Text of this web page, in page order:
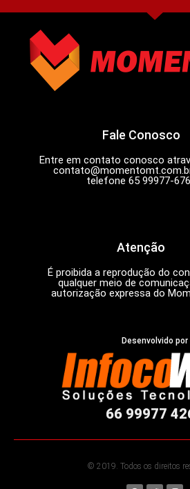
Fale Conosco
Entre em contato conosco
telefone 65 99977-
Atenção
É proibida a reprodução do
qualquer meio de
autorização expressa do
Desenvolvido por
66 99977
© 2019. Todos os direitos